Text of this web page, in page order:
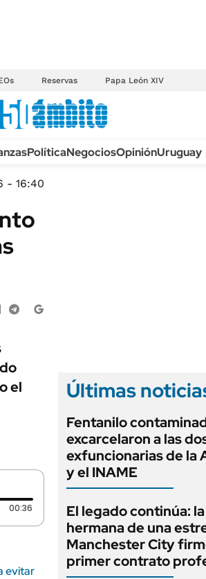
Reservas Papa León XIV
GENERAL
PolíticaNegociosOpiniónUruguay
- 16:40
el
00:36 Duración: 36 segundos
evitar
Últimas
Fentanilo
excarcelaron a las
exfuncionarias de la
y el INAME
El legado continúa: la
hermana de una
Manchester City
primer contrato